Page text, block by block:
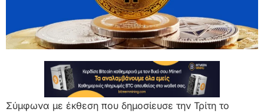
Σύμφωνα με έκθεση που δημοσίευσε την Τρίτη το